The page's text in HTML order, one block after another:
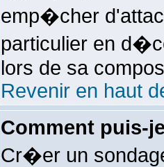
emp�cher
particulier en
lors de sa
Revenir en haut
Comment puis-
Cr�er un